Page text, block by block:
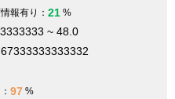
報有り： 21 %
~ 48.0
97 %